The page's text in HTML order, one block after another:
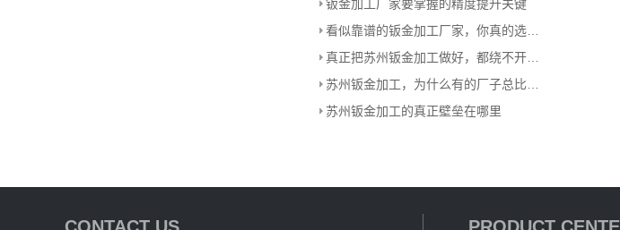
钣金加工厂家要掌握的精度提升关键
苏州钣金加工的真正壁垒在哪里